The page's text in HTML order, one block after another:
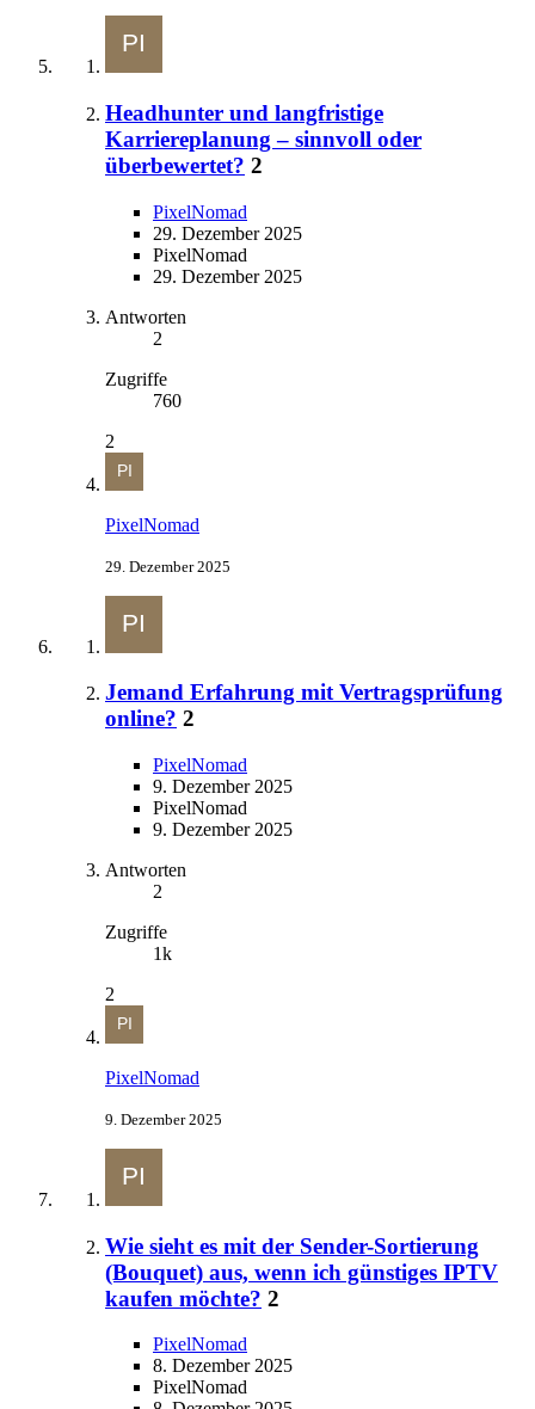
Headhunter und langfristige
Karriereplanung – sinnvoll oder
überbewertet? 2
PixelNomad
29. Dezember 2025
PixelNomad
29. Dezember 2025
Antworten
2
Zugriffe
760
2
PixelNomad
29. Dezember 2025
Jemand Erfahrung mit Vertragsprüfung
online? 2
PixelNomad
9. Dezember 2025
PixelNomad
9. Dezember 2025
Antworten
2
Zugriffe
1k
2
PixelNomad
9. Dezember 2025
Wie sieht es mit der Sender-Sortierung
(Bouquet) aus, wenn ich günstiges IPTV
kaufen möchte? 2
PixelNomad
8. Dezember 2025
PixelNomad